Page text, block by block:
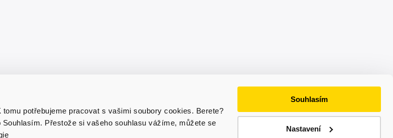
potřebujeme pracovat s vašimi soubory cookies. Berete?
Přestože si vašeho souhlasu vážíme, můžete se
Souhlasím
Nastavení